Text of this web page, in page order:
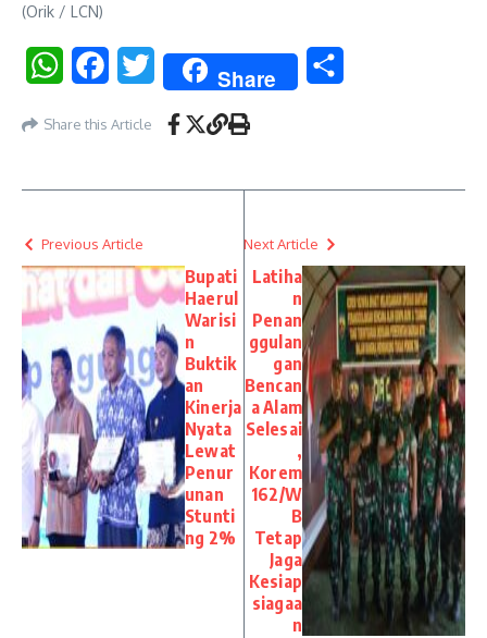
(Orik / LCN)
WhatsAppFacebookTwitter Share
Share this Article
Previous Article
Bupati
Haerul
Warisi
n
Buktik
an
Kinerja
Nyata
Lewat
Penur
unan
Stunti
ng 2%
Next Article
Latiha
n
Penan
ggulan
gan
Bencan
a Alam
Selesai
,
Korem
162/W
B
Tetap
Jaga
Kesiap
siagaa
n